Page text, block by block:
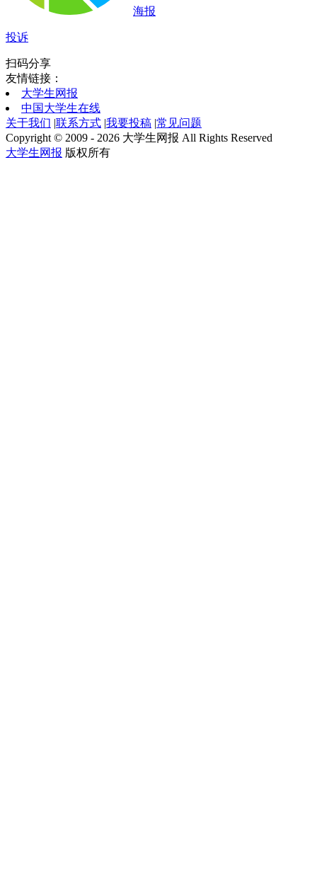
海报
投诉
扫码分享
友情链接：
大学生网报
中国大学生在线
关于我们 |联系方式 |我要投稿 |常见问题
Copyright © 2009 - 2026 大学生网报 All Rights Reserved
大学生网报 版权所有